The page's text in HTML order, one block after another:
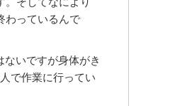
。そしてなにより
わっているんで
いですが身体がき
で作業に行ってい